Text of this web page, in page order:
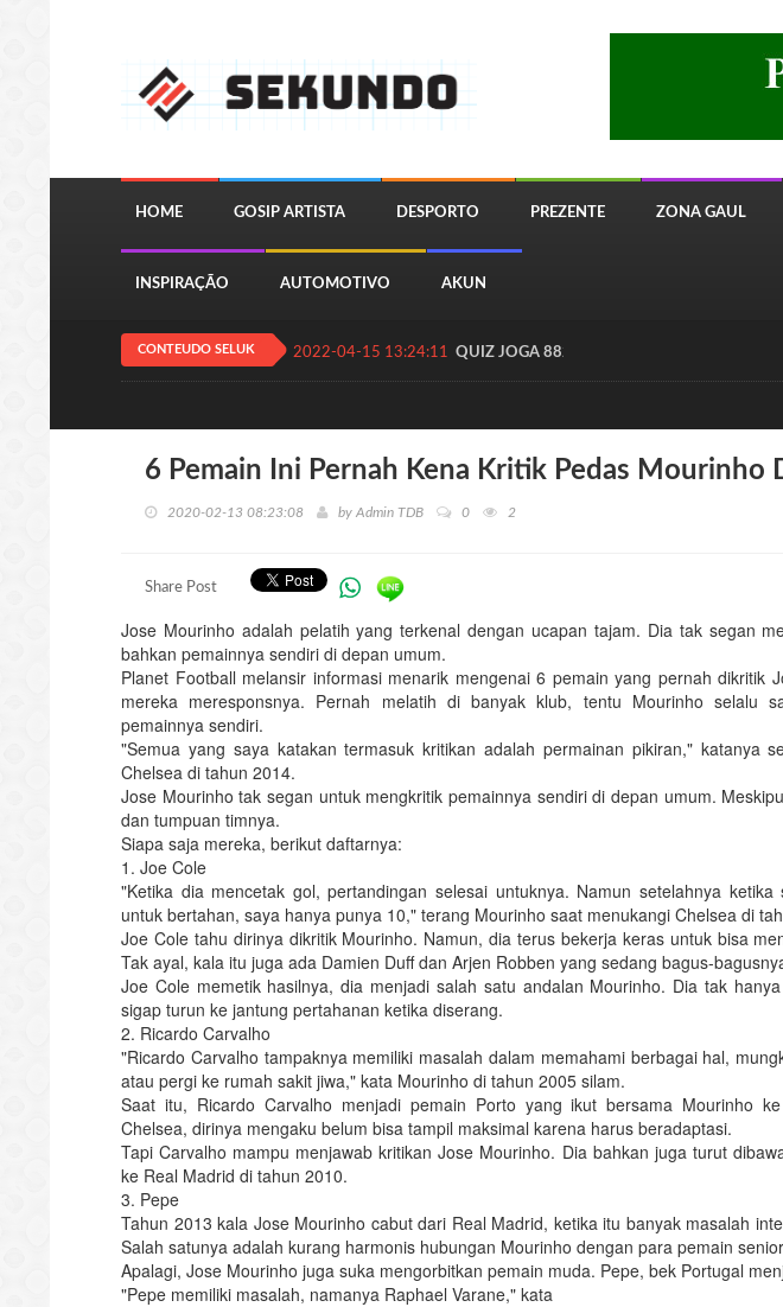
HOME GOSIP ARTISTA DESPORTO PREZENTE ZONA GAUL
INSPIRAÇÃO AUTOMOTIVO AKUN
CONTEUDO SELUK 2022-04-15 13:24:11 QUIZ JOGA 8820 Timor Telecom
6 Pemain Ini Pernah Kena Kritik Pedas Mourinho
2020-02-13 08:23:08 by Admin TDB 0 2
Share Post
Jose Mourinho adalah pelatih yang terkenal dengan ucapan tajam. Dia tak segan
bahkan pemainnya sendiri di depan umum.
Planet Football melansir informasi menarik mengenai 6 pemain yang pernah dikritik
mereka meresponsnya. Pernah melatih di banyak klub, tentu Mourinho selalu
pemainnya sendiri.
"Semua yang saya katakan termasuk kritikan adalah permainan pikiran," katanya
Chelsea di tahun 2014.
Jose Mourinho tak segan untuk mengkritik pemainnya sendiri di depan umum.
dan tumpuan timnya.
Siapa saja mereka, berikut daftarnya:
1. Joe Cole
"Ketika dia mencetak gol, pertandingan selesai untuknya. Namun setelahnya
untuk bertahan, saya hanya punya 10," terang Mourinho saat menukangi Chelsea di
Joe Cole tahu dirinya dikritik Mourinho. Namun, dia terus bekerja keras untuk bisa
Tak ayal, kala itu juga ada Damien Duff dan Arjen Robben yang sedang bagus-
Joe Cole memetik hasilnya, dia menjadi salah satu andalan Mourinho. Dia tak
sigap turun ke jantung pertahanan ketika diserang.
2. Ricardo Carvalho
"Ricardo Carvalho tampaknya memiliki masalah dalam memahami berbagai hal,
atau pergi ke rumah sakit jiwa," kata Mourinho di tahun 2005 silam.
Saat itu, Ricardo Carvalho menjadi pemain Porto yang ikut bersama Mourinho
Chelsea, dirinya mengaku belum bisa tampil maksimal karena harus beradaptasi.
Tapi Carvalho mampu menjawab kritikan Jose Mourinho. Dia bahkan juga turut
ke Real Madrid di tahun 2010.
3. Pepe
Tahun 2013 kala Jose Mourinho cabut dari Real Madrid, ketika itu banyak masalah
Salah satunya adalah kurang harmonis hubungan Mourinho dengan para pemain
Apalagi, Jose Mourinho juga suka mengorbitkan pemain muda. Pepe, bek Portugal
"Pepe memiliki masalah, namanya Raphael Varane," kata